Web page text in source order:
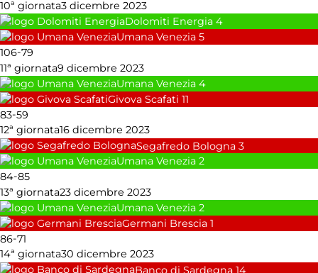
10ª giornata3 dicembre 2023
Dolomiti Energia 4
Umana Venezia 5
106-79
11ª giornata9 dicembre 2023
Umana Venezia 4
Givova Scafati 11
83-59
12ª giornata16 dicembre 2023
Segafredo Bologna 3
Umana Venezia 2
84-85
13ª giornata23 dicembre 2023
Umana Venezia 2
Germani Brescia 1
86-71
14ª giornata30 dicembre 2023
Banco di Sardegna 14